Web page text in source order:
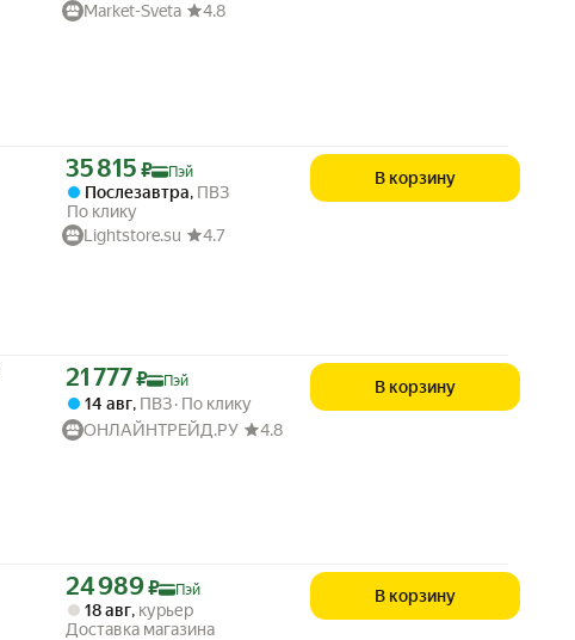
Market-Sveta
4.8
Цена с картой Яндекс Пэй 35815 ₽ вместо
35 815 ₽ Пэй
Послезавтра, ПВЗ
По клику
Lightstore.su
4.7
В корзину
Цена с картой Яндекс Пэй 21777 ₽ вместо
21 777₽ Пэй
14 авг, ПВЗ По клику
ОНЛАЙНТРЕЙД.РУ
4.8
В корзину
Цена с картой Яндекс Пэй 24989 ₽ вместо
24 989₽ Пэй
18 авг, курьер
Доставка магазина
В корзину